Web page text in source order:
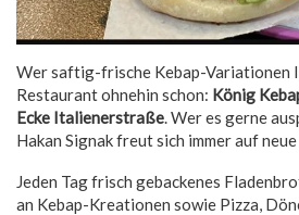
Wer saftig-frische Kebap-Variationen
Restaurant ohnehin schon: König
Ecke Italienerstraße. Wer es gerne
Hakan Signak freut sich immer auf
Jeden Tag frisch gebackenes
an Kebap-Kreationen sowie Pizza,